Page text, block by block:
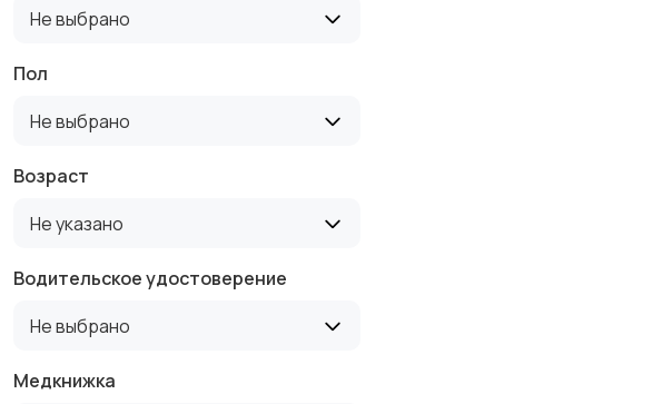
Не выбрано
Пол
Не выбрано
Возраст
Не указано
Водительское удостоверение
Не выбрано
Медкнижка